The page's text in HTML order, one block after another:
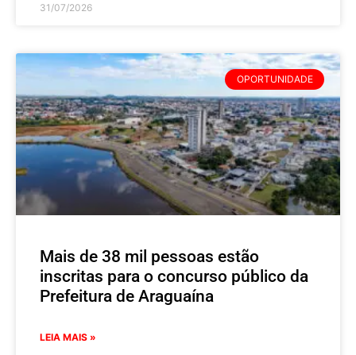
31/07/2026
OPORTUNIDADE
Mais de 38 mil pessoas estão
inscritas para o concurso público da
Prefeitura de Araguaína
LEIA MAIS »